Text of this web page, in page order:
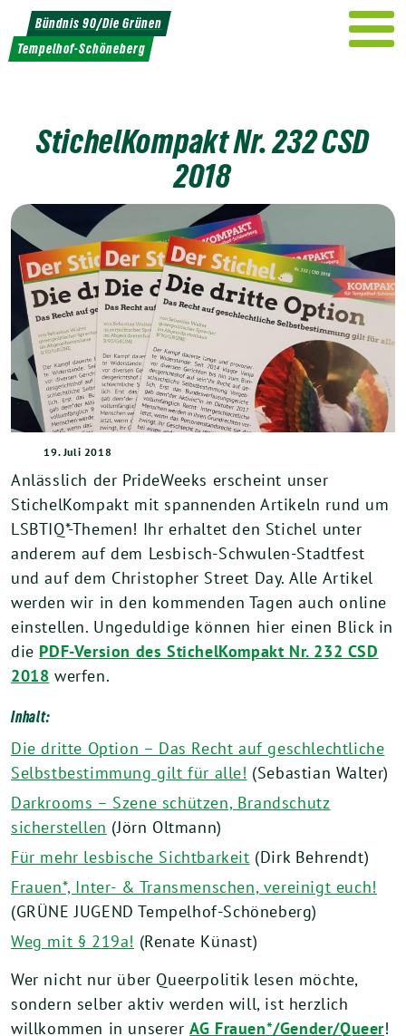
Weiter
zum
Inhalt
Bündnis 90/Die Grünen
Tempelhof-Schöneberg
StichelKompakt Nr. 232 CSD
2018
19. Juli 2018
Anlässlich der PrideWeeks erscheint unser
StichelKompakt mit spannenden Artikeln rund um
LSBTIQ*-Themen! Ihr erhaltet den Stichel unter
anderem auf dem Lesbisch-Schwulen-Stadtfest
und auf dem Christopher Street Day. Alle Artikel
werden wir in den kommenden Tagen auch online
einstellen. Ungeduldige können hier einen Blick in
die PDF-Version des StichelKompakt Nr. 232 CSD
2018 werfen.
Inhalt:
Die dritte Option – Das Recht auf geschlechtliche
Selbstbestimmung gilt für alle! (Sebastian Walter)
Darkrooms – Szene schützen, Brandschutz
sicherstellen (Jörn Oltmann)
Für mehr lesbische Sichtbarkeit (Dirk Behrendt)
Frauen*, Inter- & Transmenschen, vereinigt euch!
(GRÜNE JUGEND Tempelhof-Schöneberg)
Weg mit § 219a! (Renate Künast)
Wer nicht nur über Queerpolitik lesen möchte,
sondern selber aktiv werden will, ist herzlich
willkommen in unsererAG Frauen*/Gender/Queer!